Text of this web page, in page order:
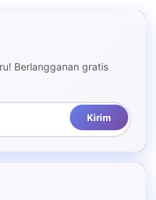
Berlangganan gratis
Kirim